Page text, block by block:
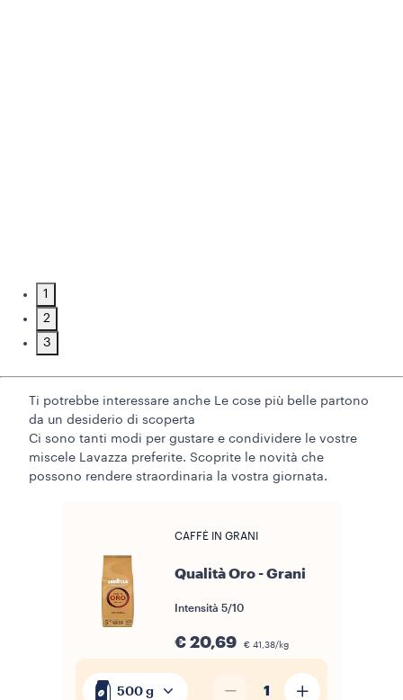
1
2
3
Ti potrebbe interessare anche Le cose più belle partono
da un desiderio di scoperta
Ci sono tanti modi per gustare e condividere le vostre
miscele Lavazza preferite. Scoprite le novità che
possono rendere straordinaria la vostra giornata.
CAFFÈ IN GRANI
Qualità Oro - Grani
Intensità 5/10
€ 20,69 € 41,38/kg
500 g 1